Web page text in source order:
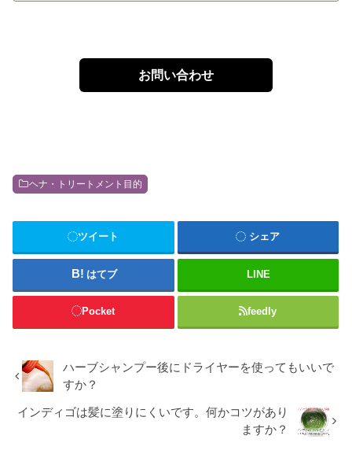
む場合はオイルを上手に使いましょう通...
お問い合わせ
ヘナ・トリートメント目的
ツイート シェア
はてブ LINE
Pocket feedly
ハーブシャンプー後にドライヤーを使ってもいいで
すか？
インディゴは髪に塗りにくいです。何かコツがあり
ますか？